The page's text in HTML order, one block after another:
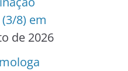
8) em
de 2026